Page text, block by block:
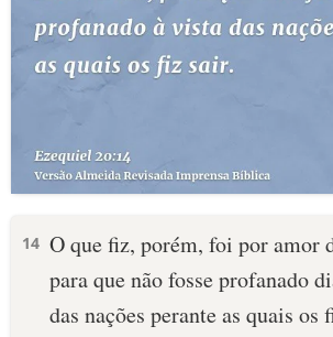
14 O que fiz, porém, foi por amor
para que não fosse profanado
das nações perante as quais os